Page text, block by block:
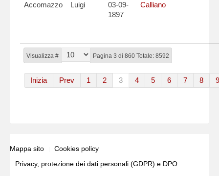
Visualizza # Pagina 3 di 860 Totale: 8592
Inizia Prev 1 2 3 4 5 6 7 8 9
Accomazzo Luigi
03-09-
1897
Calliano
Mappa sito
Cookies policy
Privacy, protezione dei dati personali (GDPR) e DPO